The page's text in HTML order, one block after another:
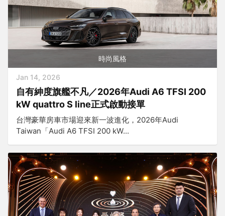
時尚風格
Jan 14, 2026
自有紳度旗艦不凡／2026年Audi A6 TFSI 200
kW quattro S line正式啟動接單
台灣豪華房車市場迎來新一波進化，2026年Audi
Taiwan「Audi A6 TFSI 200 kW...